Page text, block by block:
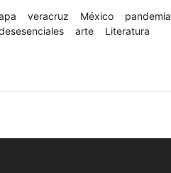
veracruz México pandemia
arte Literatura